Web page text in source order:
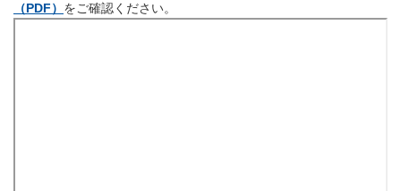
（PDF） をご確認ください。